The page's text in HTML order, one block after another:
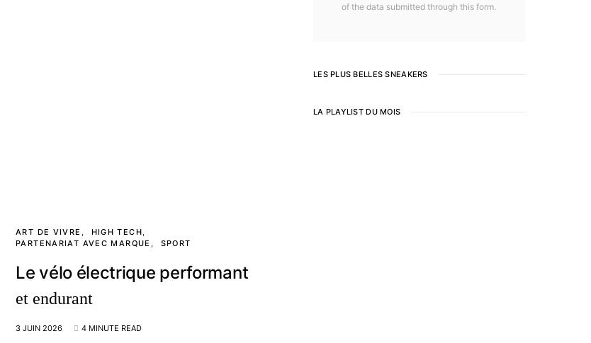
ART DE VIVRE
HIGH TECH
PARTENARIAT AVEC MARQUE
SPORT
Le vélo électrique performant
et endurant
3 JUIN 2026 4 MINUTE READ
of the data submitted through this form.
LES PLUS BELLES SNEAKERS
LA PLAYLIST DU MOIS